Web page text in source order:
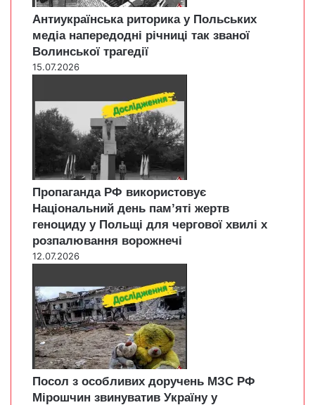
Антиукраїнська риторика у Польських
медіа напередодні річниці так званої
Волинської трагедії
15.07.2026
Пропаганда РФ використовує
Національний день пам’яті жертв
геноциду у Польщі для чергової хвилі х
розпалювання ворожнечі
12.07.2026
Посол з особливих доручень МЗС РФ
Мірошчин звинуватив Україну у